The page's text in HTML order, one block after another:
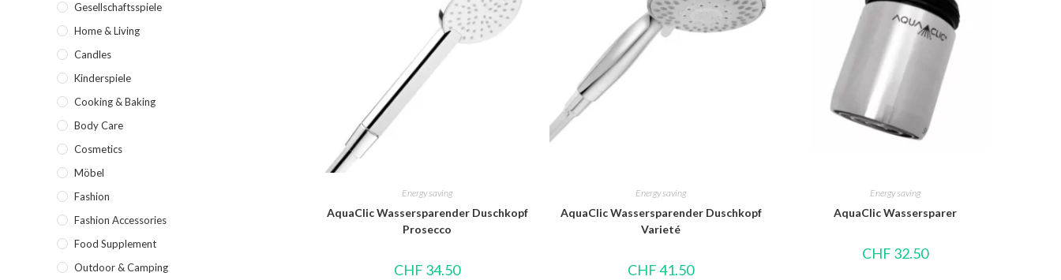
Energy saving
AquaClic Wassersparender Duschkopf
Prosecco
CHF 34.50
Energy saving
AquaClic Wassersparender Duschkopf
Varieté
CHF41.50
Energy saving
AquaClic Wassersparer
CHF 32.50
Gesellschaftsspiele
Home & Living
Candles
Kinderspiele
Cooking & Baking
Body Care
Cosmetics
Möbel
Fashion
Fashion Accessories
Food Supplement
Outdoor & Camping